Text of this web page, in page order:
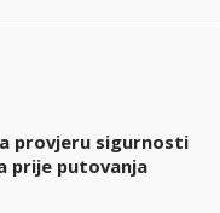
provjeru sigurnosti
prije putovanja